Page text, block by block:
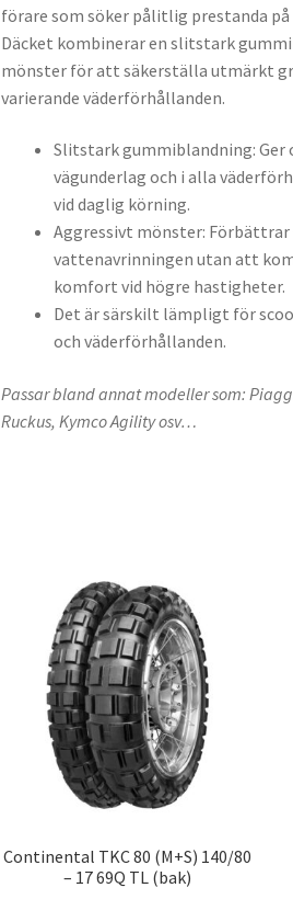
förare som söker pålitlig prestanda på
Däcket kombinerar en slitstark
mönster för att säkerställa utmärkt
varierande väderförhållanden.
Slitstark gummiblandning:
vägunderlag och i alla
vid daglig körning.
Aggressivt mönster:
vattenavrinningen utan att
komfort vid högre hastigheter.
Det är särskilt lämpligt för
och väderförhållanden.
Passar bland annat modeller som:
Ruckus, Kymco Agility osv…
Continental TKC 80 (M+S) 140/80
– 17 69Q TL (bak)